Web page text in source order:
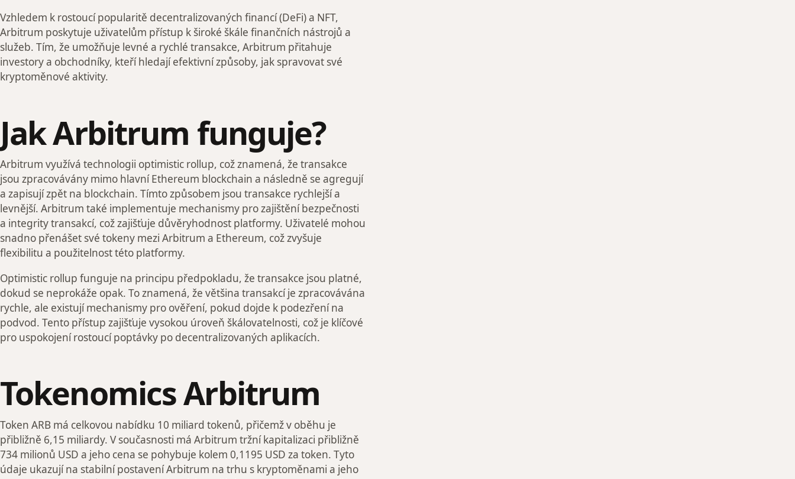
Vzhledem k rostoucí popularitě decentralizovaných financí (DeFi) a NFT,
Arbitrum poskytuje uživatelům přístup k široké škále finančních nástrojů a
služeb. Tím, že umožňuje levné a rychlé transakce, Arbitrum přitahuje
investory a obchodníky, kteří hledají efektivní způsoby, jak spravovat své
kryptoměnové aktivity.
Jak Arbitrum funguje?
Arbitrum využívá technologii optimistic rollup, což znamená, že transakce
jsou zpracovávány mimo hlavní Ethereum blockchain a následně se agregují
a zapisují zpět na blockchain. Tímto způsobem jsou transakce rychlejší a
levnější. Arbitrum také implementuje mechanismy pro zajištění bezpečnosti
a integrity transakcí, což zajišťuje důvěryhodnost platformy. Uživatelé mohou
snadno přenášet své tokeny mezi Arbitrum a Ethereum, což zvyšuje
flexibilitu a použitelnost této platformy.
Optimistic rollup funguje na principu předpokladu, že transakce jsou platné,
dokud se neprokáže opak. To znamená, že většina transakcí je zpracovávána
rychle, ale existují mechanismy pro ověření, pokud dojde k podezření na
podvod. Tento přístup zajišťuje vysokou úroveň škálovatelnosti, což je klíčové
pro uspokojení rostoucí poptávky po decentralizovaných aplikacích.
Tokenomics Arbitrum
Token ARB má celkovou nabídku 10 miliard tokenů, přičemž v oběhu je
přibližně 6,15 miliardy. V současnosti má Arbitrum tržní kapitalizaci přibližně
734 milionů USD a jeho cena se pohybuje kolem 0,1195 USD za token. Tyto
údaje ukazují na stabilní postavení Arbitrum na trhu s kryptoměnami a jeho